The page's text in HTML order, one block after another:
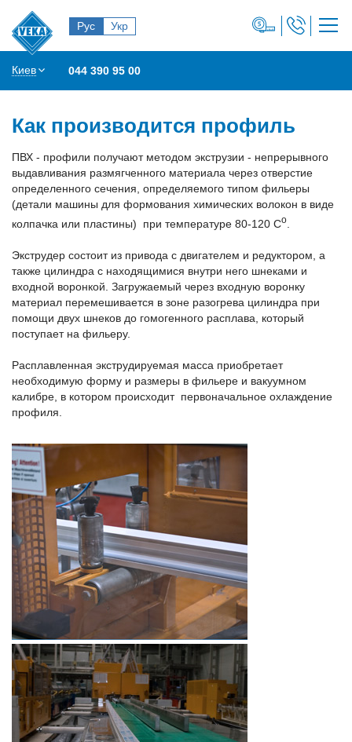
Рус Укр
Киев 044 390 95 00
Как производится профиль
ПВХ - профили получают методом экструзии - непрерывного
выдавливания размягченного материала через отверстие
определенного сечения, определяемого типом фильеры
(детали машины для формования химических волокон в виде
колпачка или пластины) при температуре 80-120 Со
Экструдер состоит из привода с двигателем и редуктором, а
также цилиндра с находящимися внутри него шнеками и
входной воронкой. Загружаемый через входную воронку
материал перемешивается в зоне разогрева цилиндра при
помощи двух шнеков до гомогенного расплава, который
поступает на фильеру.
Расплавленная экструдируемая масса приобретает
необходимую форму и размеры в фильере и вакуумном
калибре, в котором происходит первоначальное охлаждение
профиля.